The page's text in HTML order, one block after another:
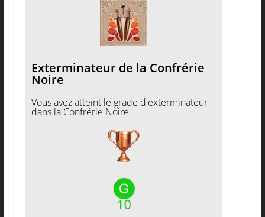
Exterminateur de la Confrérie
Noire
Vous avez atteint le grade d'exterminateur
dans la Confrérie Noire.